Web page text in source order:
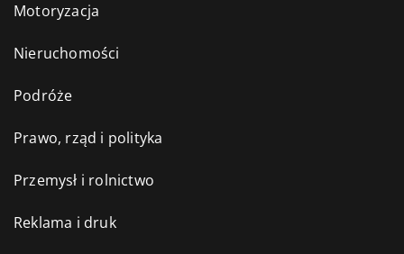
Motoryzacja
Nieruchomości
Podróże
Prawo, rząd i polityka
Przemysł i rolnictwo
Reklama i druk